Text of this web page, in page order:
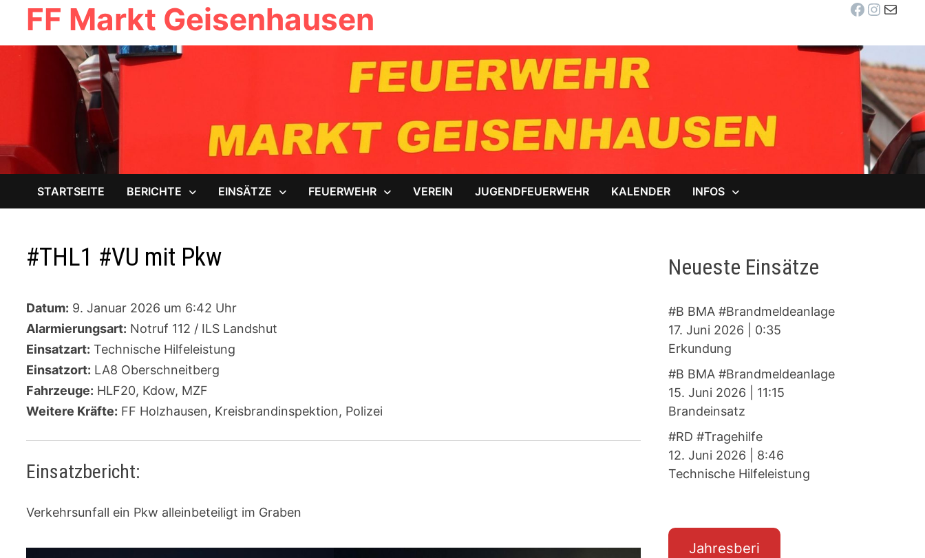
Inhalt
springen
FF Markt Geisenhausen Facebook
E-Mail
STARTSEITE BERICHTE EINSÄTZE FEUERWEHR VEREIN JUGENDFEUERWEHR KALENDER INFOS
#THL1 #VU mit Pkw
Datum: 9. Januar 2026 um 6:42 Uhr
Alarmierungsart: Notruf 112 / ILS Landshut
Einsatzart: Technische Hilfeleistung
Einsatzort: LA8 Oberschneitberg
Fahrzeuge: HLF20, Kdow, MZF
Weitere Kräfte: FF Holzhausen, Kreisbrandinspektion, Polizei
Einsatzbericht:
Verkehrsunfall ein Pkw alleinbeteiligt im Graben
Neueste Einsätze
#B BMA #Brandmeldeanlage
17. Juni 2026
0:35
Erkundung
#B BMA #Brandmeldeanlage
15. Juni 2026
11:15
Brandeinsatz
#RD #Tragehilfe
12. Juni 2026
8:46
Technische Hilfeleistung
Jahresberi